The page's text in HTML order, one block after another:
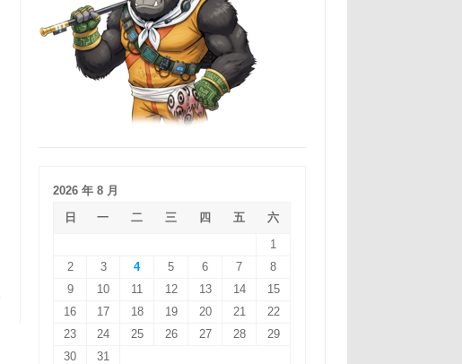
2026 年 8 月
日
一 二 三 四 五
六
1
2
3 4 5 6 7
8
9
10 11 12 13 14
15
16
17 18 19 20 21
22
23
24 25 26 27 28
29
30
31